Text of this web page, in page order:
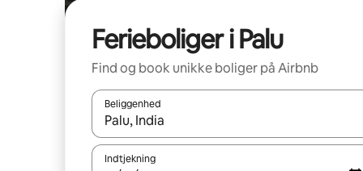
Ferieboliger i Palu
Find og book unikke boliger på Airbnb
Beliggenhed
Når resultaterne er tilgængelige, skal du
Indtjekning